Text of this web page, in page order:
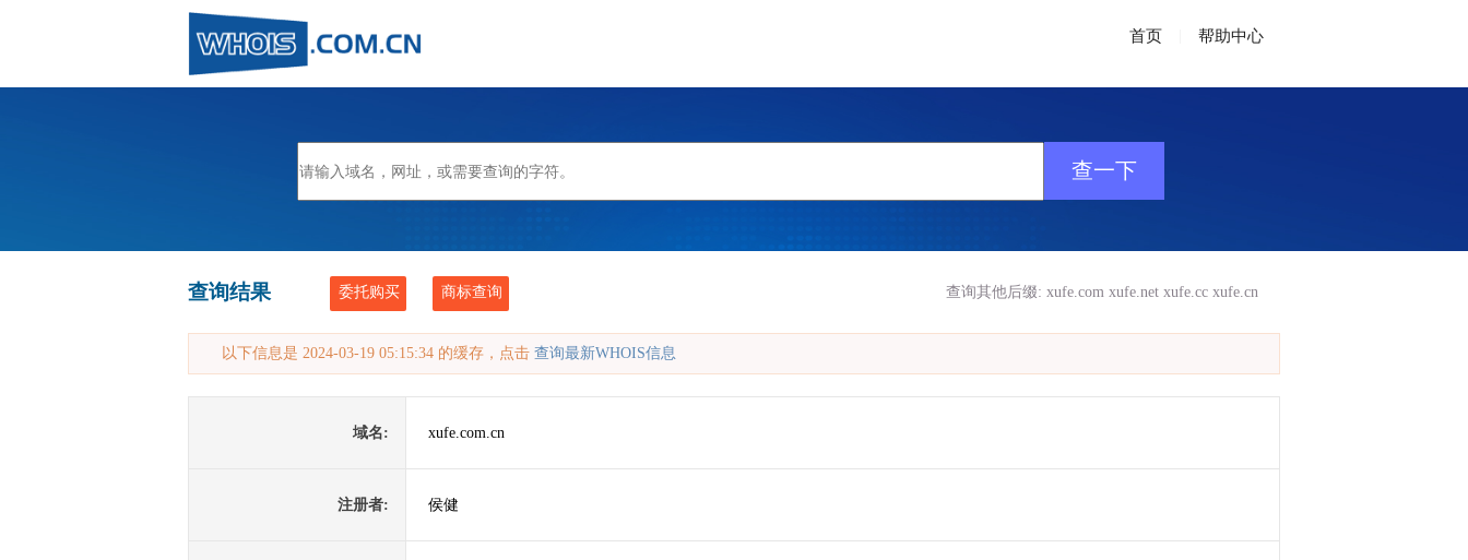
首页 帮助中心
查询结果 委托购买 商标查询 查询其他后缀: xufe.com xufe.net xufe.cc xufe.cn
以下信息是 2024-03-19 05:15:34 的缓存，点击 查询最新WHOIS信息
域名: xufe.com.cn
注册者: 侯健